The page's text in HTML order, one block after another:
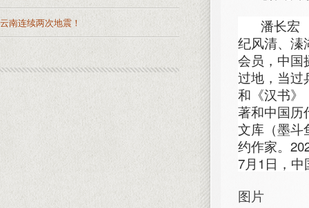
潘长宏
纪风清、溱
会员，中国
过地，当过
和《汉书》
著和中国历
文库（墨斗
约作家。
7月1日，
图片
云南连续两次地震！